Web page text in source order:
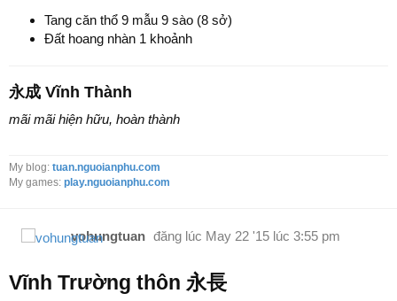
Tang căn thổ 9 mẫu 9 sào (8 sở)
Đất hoang nhàn 1 khoảnh
永成 Vĩnh Thành
mãi mãi hiện hữu, hoàn thành
My blog: tuan.nguoianphu.com
My games: play.nguoianphu.com
vohungtuan đăng lúc May 22 '15 lúc 3:55 pm
Vĩnh Trường thôn 永長